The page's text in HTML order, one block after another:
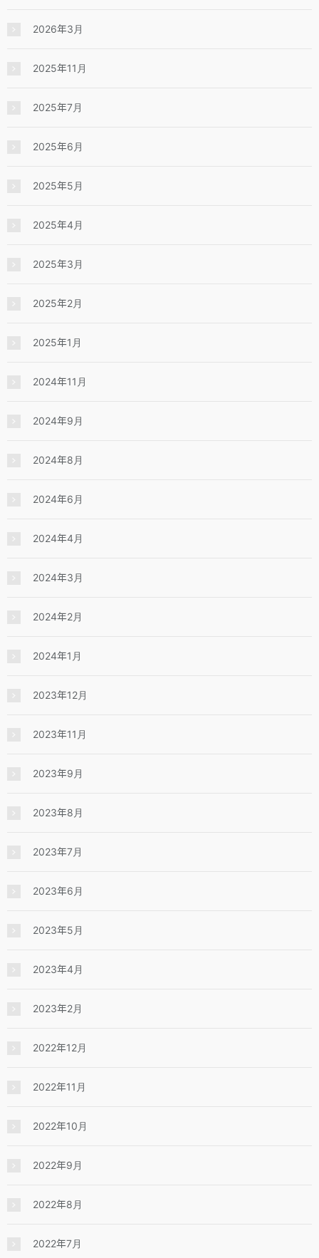
2026年3月
2025年11月
2025年7月
2025年6月
2025年5月
2025年4月
2025年3月
2025年2月
2025年1月
2024年11月
2024年9月
2024年8月
2024年6月
2024年4月
2024年3月
2024年2月
2024年1月
2023年12月
2023年11月
2023年9月
2023年8月
2023年7月
2023年6月
2023年5月
2023年4月
2023年2月
2022年12月
2022年11月
2022年10月
2022年9月
2022年8月
2022年7月